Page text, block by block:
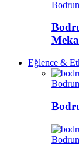
Eğlence &